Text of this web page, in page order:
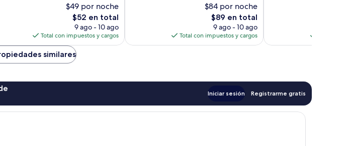
$49 por noche
El
precio
actual
es
de
$52
$52 en total
9 ago - 10 ago
Total con impuestos y cargos
$84 por noche
El
precio
actual
es
$89 en total
9 ago - 10 ago
Total con impuestos y cargos
similares
Iniciar sesión Registrarme gratis